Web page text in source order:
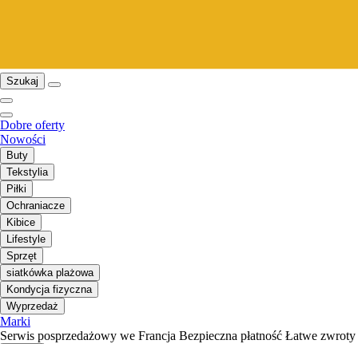
Szukaj
Dobre oferty
Nowości
Buty
Tekstylia
Piłki
Ochraniacze
Kibice
Lifestyle
Sprzęt
siatkówka plażowa
Kondycja fizyczna
Wyprzedaż
Marki
Serwis posprzedażowy we Francja Bezpieczna płatność Łatwe zwroty